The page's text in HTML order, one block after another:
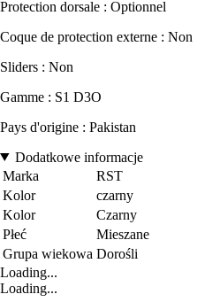
Protection dorsale : Optionnel
Coque de protection externe : Non
Sliders : Non
Gamme : S1 D3O
Pays d'origine : Pakistan
Dodatkowe informacje
Marka
RST
Kolor
czarny
Kolor
Czarny
Płeć
Mieszane
Grupa wiekowa Dorośli
Loading...
Loading...